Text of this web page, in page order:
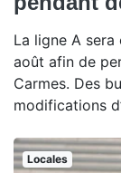
La ligne A
août afin de
Carmes. Des
modifications
Locales